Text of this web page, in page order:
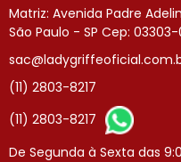
Matriz: Avenida Padre
São Paulo - SP Cep:
(11) 2803-8217
(11) 2803-8217
De Segunda à Sexta das